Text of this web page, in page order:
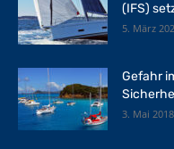
(IFS)
5. März
Gefahr
3. Mai 2018